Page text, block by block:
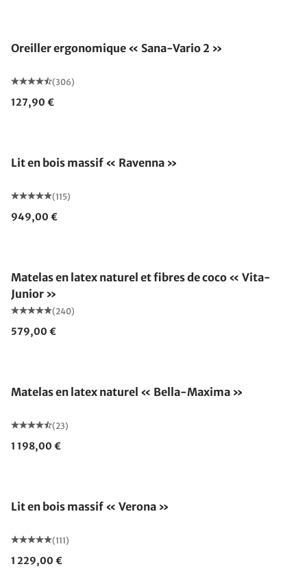
Oreiller ergonomique « Sana-Vario 2 »
(306)
127,90 €
Lit en bois massif « Ravenna »
(115)
949,00 €
Matelas en latex naturel et fibres de coco « Vita-
Junior »
(240)
579,00 €
Matelas en latex naturel « Bella-Maxima »
(23)
1 198,00 €
Lit en bois massif « Verona »
(111)
1 229,00 €